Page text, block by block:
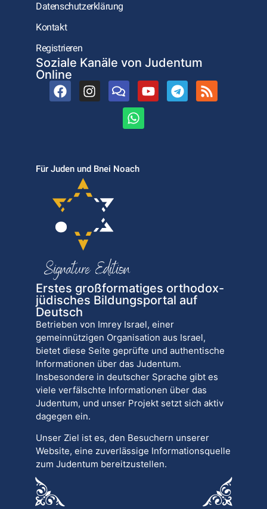
Datenschutzerklärung
Kontakt
Registrieren
Soziale Kanäle von Judentum
Online
Für Juden und Bnei Noach
Erstes großformatiges orthodox-
jüdisches Bildungsportal auf
Deutsch
Betrieben von Imrey Israel, einer
gemeinnützigen Organisation aus Israel,
bietet diese Seite geprüfte und authentische
Informationen über das Judentum.
Insbesondere in deutscher Sprache gibt es
viele verfälschte Informationen über das
Judentum, und unser Projekt setzt sich aktiv
dagegen ein.
Unser Ziel ist es, den Besuchern unserer
Website, eine zuverlässige Informationsquelle
zum Judentum bereitzustellen.